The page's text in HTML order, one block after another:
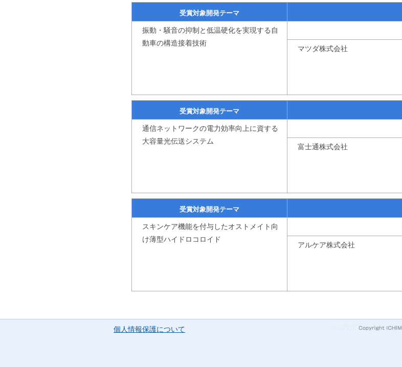
受賞対象開発テーマ
振動・騒音の抑制と低温硬化を実現する自
動車の構造接着技術
マツダ株式会社
受賞対象開発テーマ
通信ネットワークの電力効率向上に資する
大容量光伝送システム
富士通株式会社
受賞対象開発テーマ
スキンケア機能を付与したオストメイト向
け薄型ハイドロコロイド
アルケア株式会社
個人情報保護について